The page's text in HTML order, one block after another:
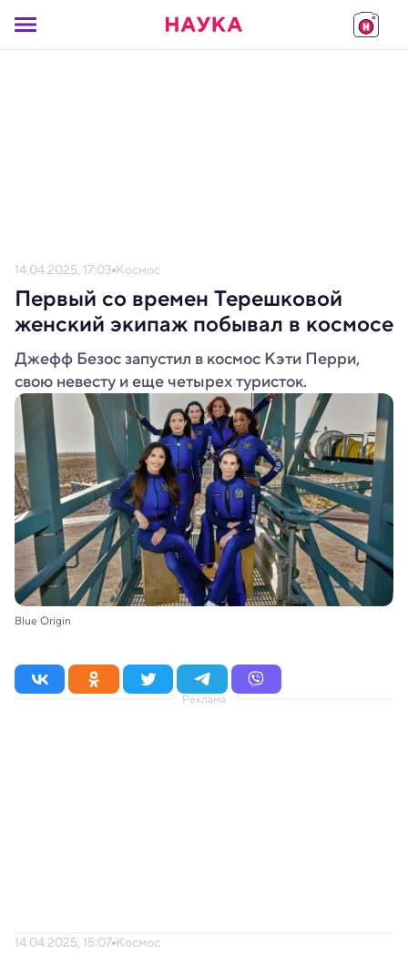
14.04.2025, 17:03 Космос
Первый со времен Терешковой
женский экипаж побывал в космосе
Джефф Безос запустил в космос Кэти Перри,
свою невесту и еще четырех туристок.
Blue Origin
Реклама
14.04.2025, 15:07 Космос